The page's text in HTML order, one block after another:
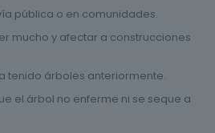
pública o en comunidades.
mucho y afectar a construcciones
tenido árboles anteriormente.
el árbol no enferme ni se seque a